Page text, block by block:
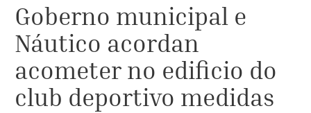
Goberno municipal e
Náutico acordan
acometer no edificio do
club deportivo medidas